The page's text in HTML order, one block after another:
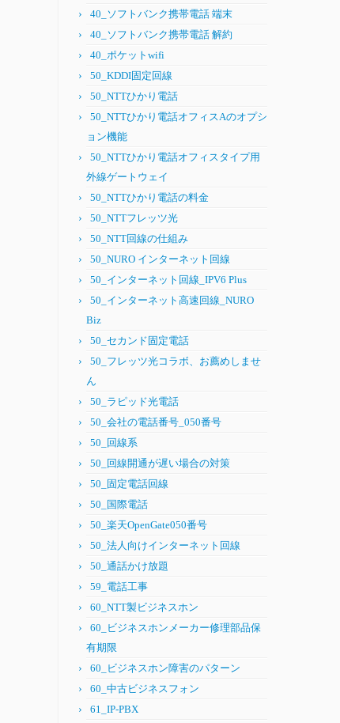
40_ソフトバンク携帯電話 端末
40_ソフトバンク携帯電話 解約
40_ポケットwifi
50_KDDI固定回線
50_NTTひかり電話
50_NTTひかり電話オフィスAのオプシ
ョン機能
50_NTTひかり電話オフィスタイプ用
外線ゲートウェイ
50_NTTひかり電話の料金
50_NTTフレッツ光
50_NTT回線の仕組み
50_NURO インターネット回線
50_インターネット回線_IPV6 Plus
50_インターネット高速回線_NURO
Biz
50_セカンド固定電話
50_フレッツ光コラボ、お薦めしませ
ん
50_ラピッド光電話
50_会社の電話番号_050番号
50_回線系
50_回線開通が遅い場合の対策
50_固定電話回線
50_国際電話
50_楽天OpenGate050番号
50_法人向けインターネット回線
50_通話かけ放題
59_電話工事
60_NTT製ビジネスホン
60_ビジネスホンメーカー修理部品保
有期限
60_ビジネスホン障害のパターン
60_中古ビジネスフォン
61_IP-PBX